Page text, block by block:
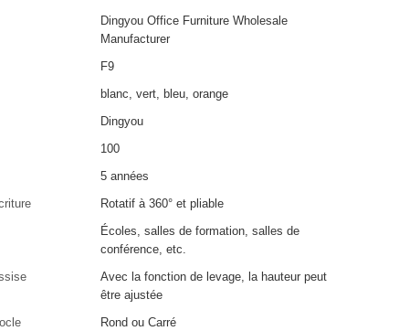
Dingyou Office Furniture Wholesale
Manufacturer
F9
blanc, vert, bleu, orange
Dingyou
100
5 années
Rotatif à 360° et pliable
Écoles, salles de formation, salles de
conférence, etc.
Avec la fonction de levage, la hauteur peut
être ajustée
Rond ou Carré